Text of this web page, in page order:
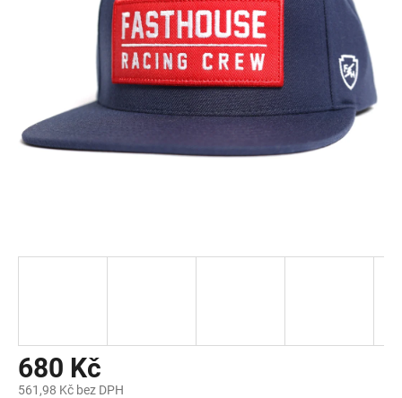
680 Kč
561,98 Kč bez DPH